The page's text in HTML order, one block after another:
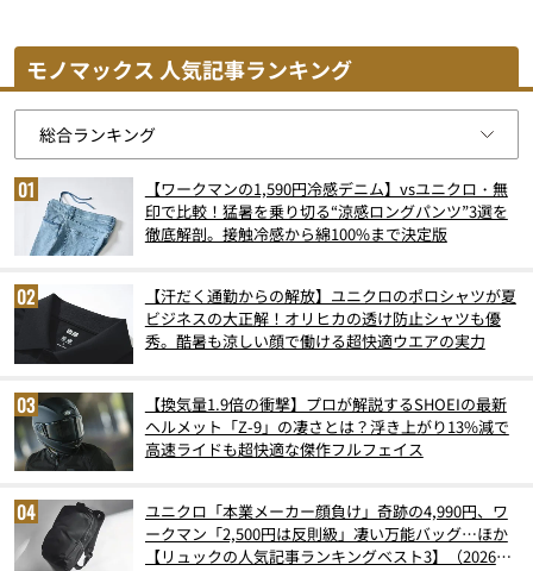
モノマックス 人気記事ランキング
【ワークマンの1,590円冷感デニム】vsユニクロ・無
印で比較！猛暑を乗り切る“涼感ロングパンツ”3選を
徹底解剖。接触冷感から綿100%まで決定版
【汗だく通勤からの解放】ユニクロのポロシャツが夏
ビジネスの大正解！オリヒカの透け防止シャツも優
秀。酷暑も涼しい顔で働ける超快適ウエアの実力
【換気量1.9倍の衝撃】プロが解説するSHOEIの最新
ヘルメット「Z-9」の凄さとは？浮き上がり13%減で
高速ライドも超快適な傑作フルフェイス
ユニクロ「本業メーカー顔負け」奇跡の4,990円、ワ
ークマン「2,500円は反則級」凄い万能バッグ…ほか
【リュックの人気記事ランキングベスト3】（2026年